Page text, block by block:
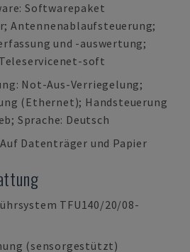
Softwarepaket
Antennenablaufsteuerung;
und -auswertung;
soft
Not-Aus-Verriegelung;
(Ethernet); Handsteuerung
Sprache: Deutsch
Datenträger und Papier
TFU140/20/08-
(sensorgestützt)